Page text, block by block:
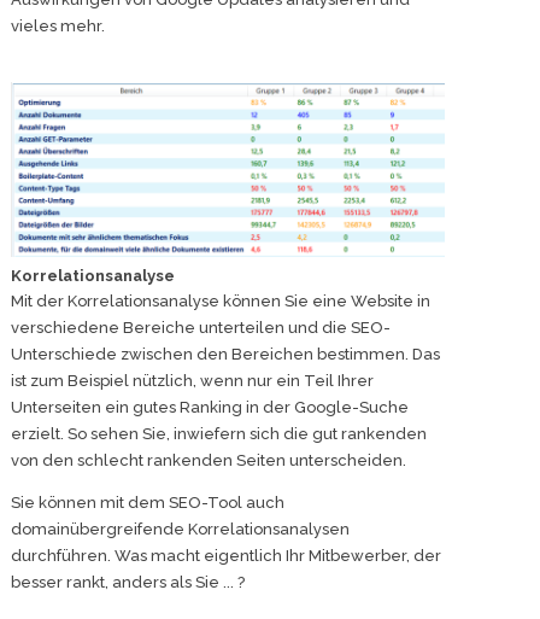
vieles mehr.
Korrelationsanalyse
Mit der Korrelationsanalyse können Sie eine Website in
verschiedene Bereiche unterteilen und die SEO-
Unterschiede zwischen den Bereichen bestimmen. Das
ist zum Beispiel nützlich, wenn nur ein Teil Ihrer
Unterseiten ein gutes Ranking in der Google-Suche
erzielt. So sehen Sie, inwiefern sich die gut rankenden
von den schlecht rankenden Seiten unterscheiden.
Sie können mit dem SEO-Tool auch
domainübergreifende Korrelationsanalysen
durchführen. Was macht eigentlich Ihr Mitbewerber, der
besser rankt, anders als Sie ... ?